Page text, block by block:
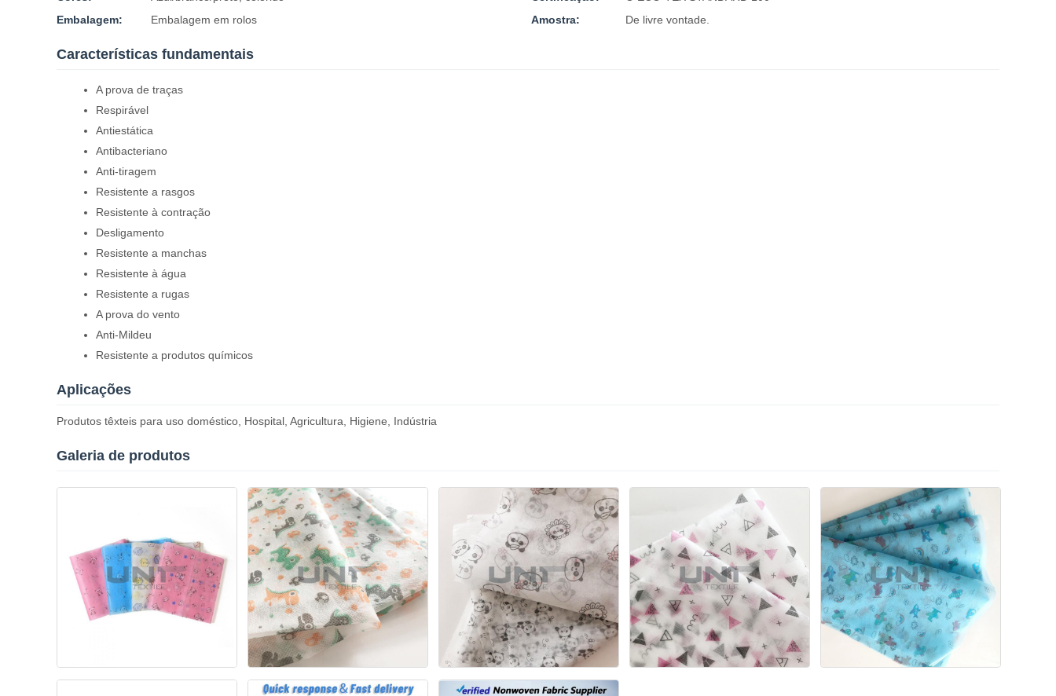
Embalagem:
Embalagem em rolos Amostra: De livre vontade.
Características fundamentais
A prova de traças
Respirável
Antiestática
Antibacteriano
Anti-tiragem
Resistente a rasgos
Resistente à contração
Desligamento
Resistente a manchas
Resistente à água
Resistente a rugas
A prova do vento
Anti-Mildeu
Resistente a produtos químicos
Aplicações
Produtos têxteis para uso doméstico, Hospital, Agricultura, Higiene, Indústria
Galeria de produtos